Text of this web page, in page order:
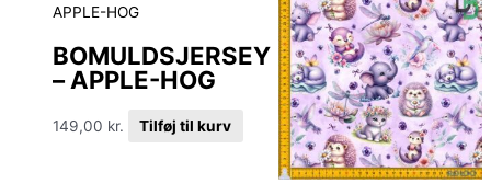
BOMULDSJERSEY
– APPLE-HOG
149,00 kr. Tilføj til kurv